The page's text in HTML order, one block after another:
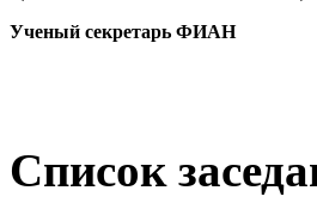
Ученый секретарь ФИАН
Список